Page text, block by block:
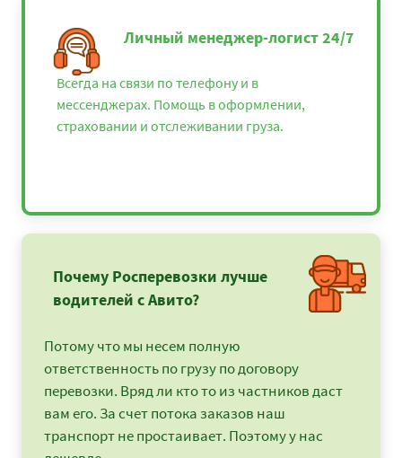
Личный менеджер-логист 24/7
Всегда на связи по телефону и в
мессенджерах. Помощь в оформлении,
страховании и отслеживании груза.
Почему Росперевозки лучше
водителей с Авито?
Потому что мы несем полную
ответственность по грузу по договору
перевозки. Вряд ли кто то из частников даст
вам его. За счет потока заказов наш
транспорт не простаивает. Поэтому у нас